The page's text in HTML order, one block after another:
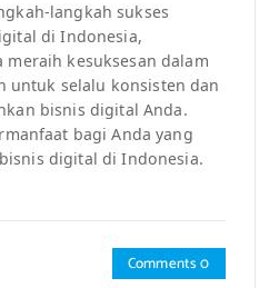
langkah sukses
di Indonesia,
kesuksesan dalam
untuk selalu konsisten dan
bisnis digital Anda.
bagi Anda yang
digital di Indonesia.
Comments 0